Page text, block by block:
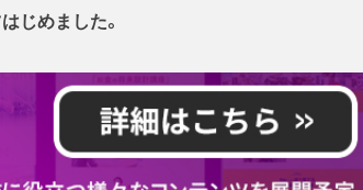
じめました。